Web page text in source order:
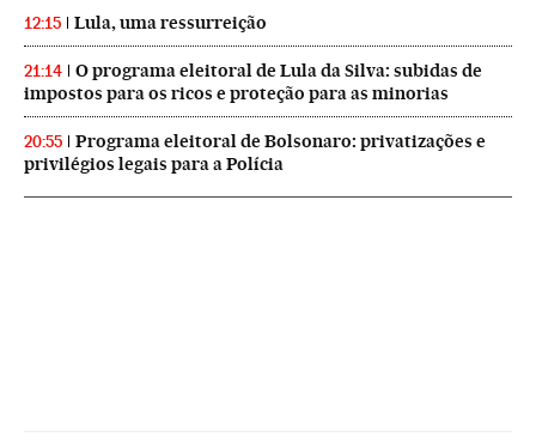
12:15 Lula, uma ressurreição
21:14
O programa eleitoral de Lula da Silva: subidas de
impostos para os ricos e proteção para as minorias
20:55
Programa eleitoral de Bolsonaro: privatizações e
privilégios legais para a Polícia